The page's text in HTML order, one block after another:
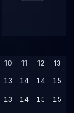
10 11 12 13
13 14 14 15
13 14 15 15